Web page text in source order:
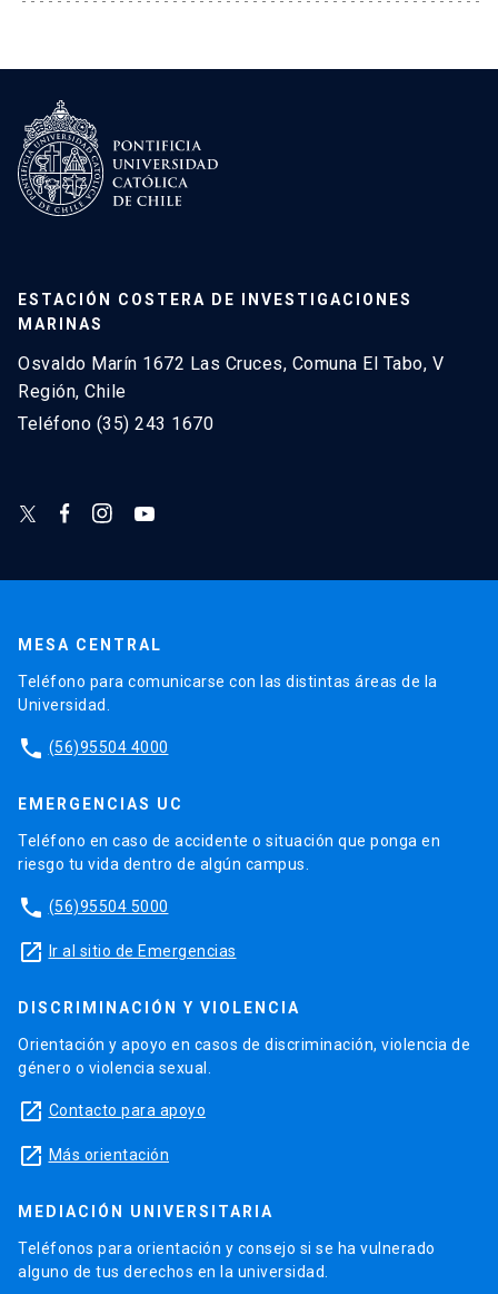
ESTACIÓN COSTERA DE INVESTIGACIONES
MARINAS
Osvaldo Marín 1672 Las Cruces, Comuna El Tabo, V
Región, Chile
Teléfono (35) 243 1670
MESA CENTRAL
Teléfono para comunicarse con las distintas áreas de la
Universidad.
phone (56)95504 4000
EMERGENCIAS UC
Teléfono en caso de accidente o situación que ponga en
riesgo tu vida dentro de algún campus.
phone (56)95504 5000
launch Ir al sitio de Emergencias
DISCRIMINACIÓN Y VIOLENCIA
Orientación y apoyo en casos de discriminación, violencia de
género o violencia sexual.
launch Contacto para apoyo
launch Más orientación
MEDIACIÓN UNIVERSITARIA
Teléfonos para orientación y consejo si se ha vulnerado
alguno de tus derechos en la universidad.